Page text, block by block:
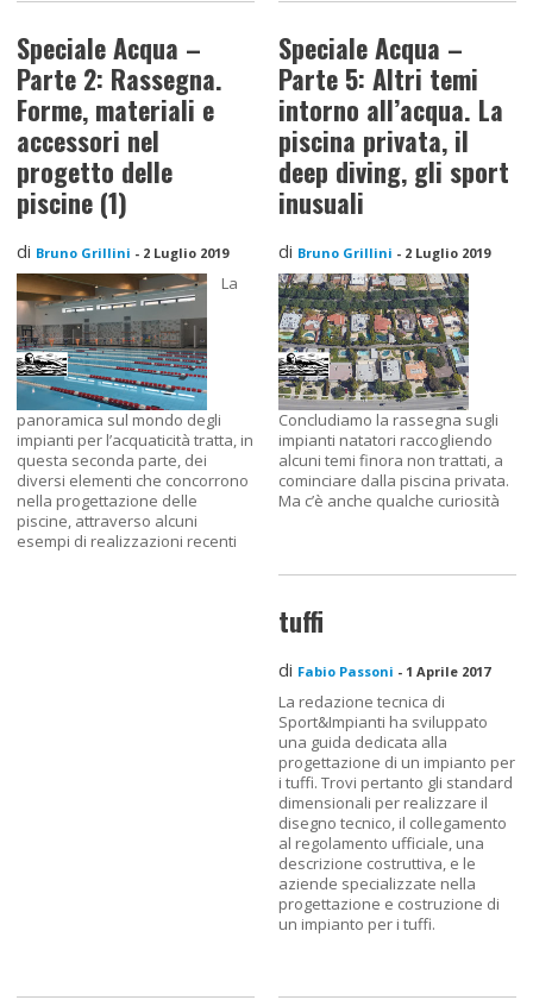
Speciale Acqua –
Parte 2: Rassegna.
Forme, materiali e
accessori nel
progetto delle
piscine (1)
di Bruno Grillini - 2 Luglio 2019
La
panoramica sul mondo degli
impianti per l’acquaticità tratta, in
questa seconda parte, dei
diversi elementi che concorrono
nella progettazione delle
piscine, attraverso alcuni
esempi di realizzazioni recenti
Speciale Acqua –
Parte 5: Altri temi
intorno all’acqua. La
piscina privata, il
deep diving, gli sport
inusuali
di Bruno Grillini - 2 Luglio 2019
Concludiamo la rassegna sugli
impianti natatori raccogliendo
alcuni temi finora non trattati, a
cominciare dalla piscina privata.
Ma c’è anche qualche curiosità
tuffi
di Fabio Passoni - 1 Aprile 2017
La redazione tecnica di
Sport&Impianti ha sviluppato
una guida dedicata alla
progettazione di un impianto per
i tuffi. Trovi pertanto gli standard
dimensionali per realizzare il
disegno tecnico, il collegamento
al regolamento ufficiale, una
descrizione costruttiva, e le
aziende specializzate nella
progettazione e costruzione di
un impianto per i tuffi.